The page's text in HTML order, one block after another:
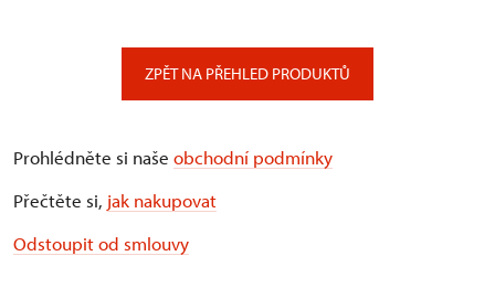
ZPĚT NA PŘEHLED PRODUKTŮ
Prohlédněte si naše obchodní podmínky
Přečtěte si, jak nakupovat
Odstoupit od smlouvy